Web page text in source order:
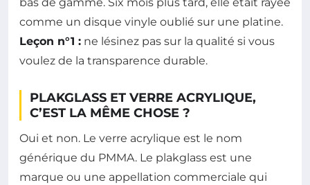
comme un disque vinyle oublié sur une platine.
Leçon n°1 : ne lésinez pas sur la qualité si vous
voulez de la transparence durable.
PLAKGLASS ET VERRE ACRYLIQUE,
C’EST LA MÊME CHOSE ?
Oui et non. Le verre acrylique est le nom
générique du PMMA. Le plakglass est une
marque ou une appellation commerciale qui